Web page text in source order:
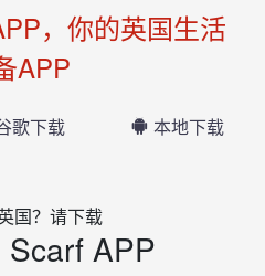
，你的英国生活
APP
歌下载 本地下载
国？请下载
Scarf APP